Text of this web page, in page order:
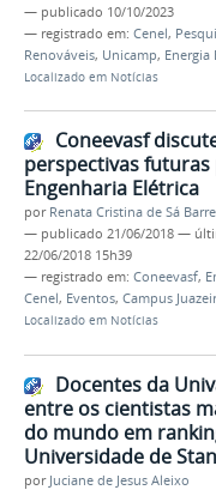
— publicado 10/10/2023
— registrado em: Cenel,
Renováveis, Unicamp, Energia
Localizado em Notícias
Coneevasf
perspectivas futuras
Engenharia Elétrica
por Renata Cristina de Sá
— publicado 21/06/2018 —
22/06/2018 15h39
— registrado em: Coneevasf,
Cenel, Eventos, Campus
Localizado em Notícias
Docentes da
entre os cientistas
do mundo em
Universidade de
por Juciane de Jesus Aleixo